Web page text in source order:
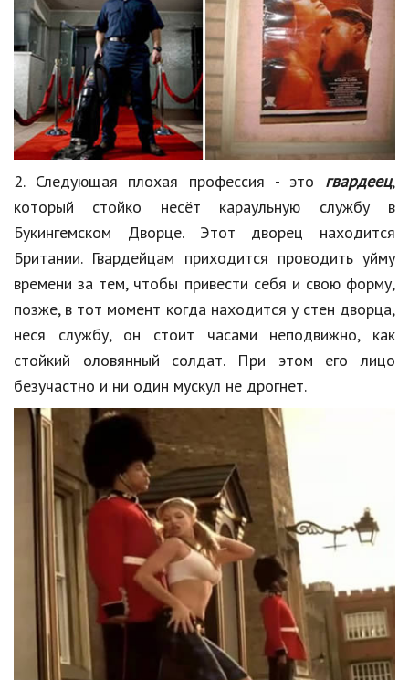
Творчество и рукоделие
Разное
Работа и бизнес
Животные
Еда и напитки
Праздники и подарки
Кинематограф
Домашние животные
Семья и дети
Путешествия
Строительство
Культура и общество
Мода и стиль
Бизнес
Хобби и развлечения
Финансы
Юриспруденция
Природа
2. Следующая плохая профессия - это гвардеец,
который стойко несёт караульную службу в
Букингемском Дворце. Этот дворец находится
Британии. Гвардейцам приходится проводить уйму
времени за тем, чтобы привести себя и свою форму,
позже, в тот момент когда находится у стен дворца,
неся службу, он стоит часами неподвижно, как
стойкий оловянный солдат. При этом его лицо
безучастно и ни один мускул не дрогнет.